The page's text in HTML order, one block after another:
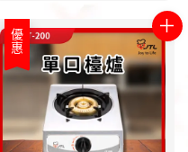
優惠